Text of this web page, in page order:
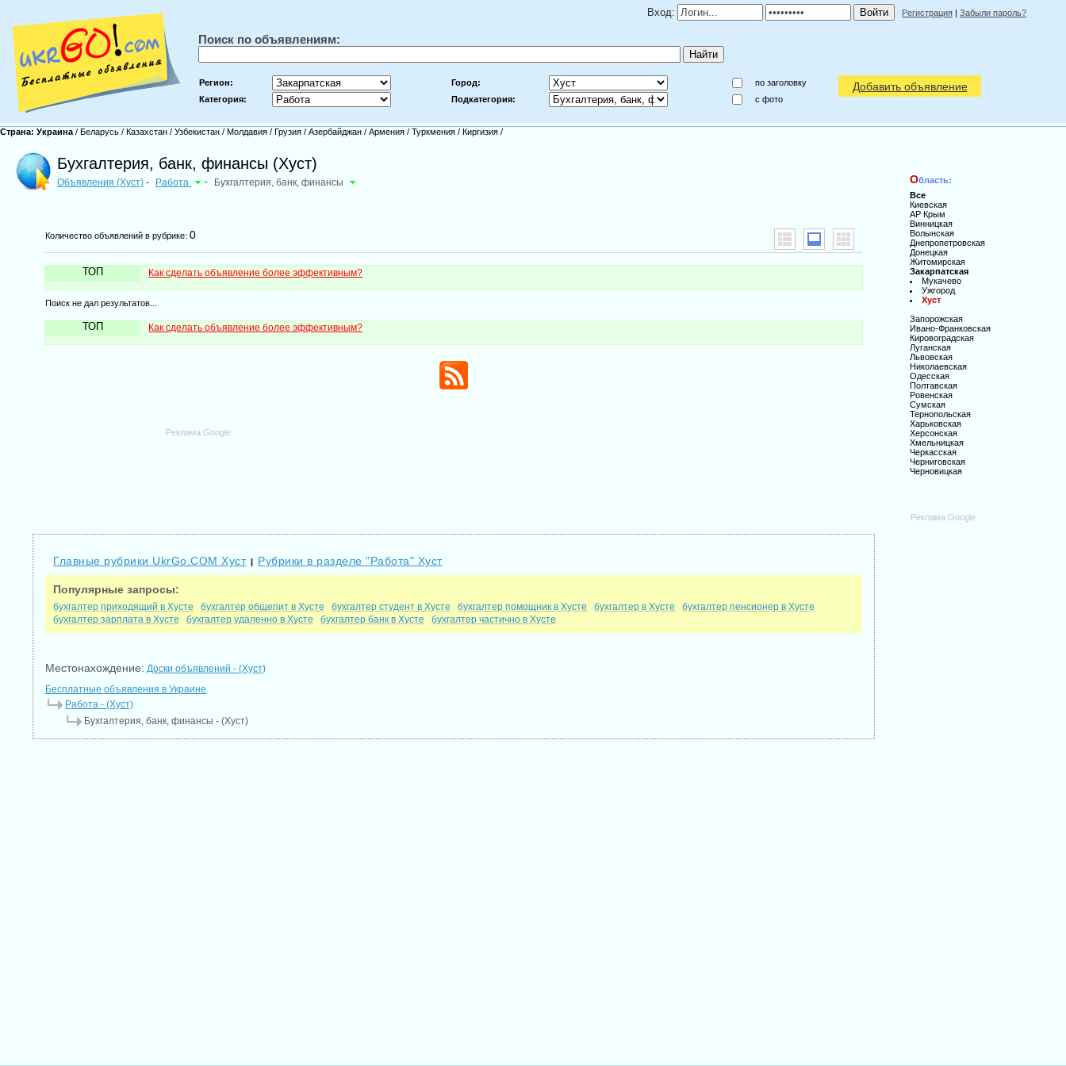
Вход: Регистрация | Забыли пароль?
Поиск по объявлениям:
Регион: Город:
по заголовку
Категория:
Подкатегория: c фото
Добавить объявление
Страна: Украина / Беларусь / Казахстан / Узбекистан / Молдавия / Грузия / Азербайджан / Армения / Туркмения / Киргизия /
Бухгалтерия, банк, финансы (Хуст)
Объявления (Хуст) - Работа - Бухгалтерия, банк, финансы
Количество объявлений в рубрике:0
ТОП Как сделать объявление более эффективным?
Поиск не дал результатов...
ТОП Как сделать объявление более эффективным?
Реклама Google
Главные рубрики UkrGo.COM Хуст | Рубрики в разделе "Работа" Хуст
Популярные запросы:
бухгалтер приходящий в Хусте бухгалтер общепит в Хусте бухгалтер студент в Хусте бухгалтер помощник в Хусте бухгалтер в Хусте
бухгалтер пенсионер в Хусте
бухгалтер зарплата в Хусте
бухгалтер удаленно в Хусте бухгалтер банк в Хусте бухгалтер частично в Хусте
Местонахождение: Доски объявлений - (Хуст)
Бесплатные объявления в Украине
Работа - (Хуст)
Бухгалтерия, банк, финансы - (Хуст)
Область:
Все
Киевская
АР Крым
Винницкая
Волынская
Днепропетровская
Донецкая
Житомирская
Закарпатская
Мукачево
Ужгород
Хуст
Запорожская
Ивано-Франковская
Кировоградская
Луганская
Львовская
Николаевская
Одесская
Полтавская
Ровенская
Сумская
Тернопольская
Харьковская
Херсонская
Хмельницкая
Черкасская
Черниговская
Черновицкая
Реклама Google